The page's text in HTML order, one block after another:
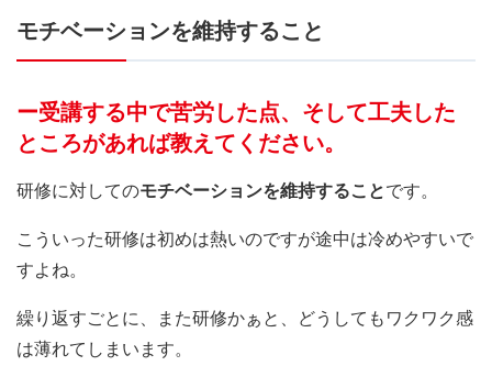
モチベーションを維持すること
ー受講する中で苦労した点、そして工夫した
ところがあれば教えてください。
研修に対してのモチベーションを維持することです。
こういった研修は初めは熱いのですが途中は冷めやすいで
すよね。
繰り返すごとに、また研修かぁと、どうしてもワクワク感
は薄れてしまいます。